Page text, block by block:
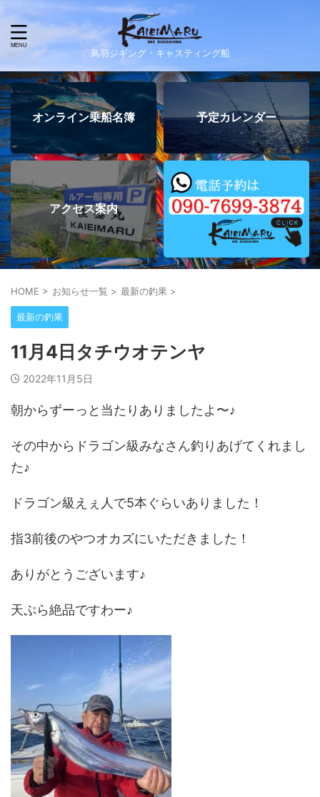
鳥羽ジギング・キャスティング船
オンライン乗船名簿 予定カレンダー
アクセス案内
HOME > お知らせ一覧 > 最新の釣果 >
最新の釣果
11月4日タチウオテンヤ
2022年11月5日
朝からずーっと当たりありましたよ〜♪
その中からドラゴン級みなさん釣りあげてくれまし
た♪
ドラゴン級えぇ人で5本ぐらいありました！
指3前後のやつオカズにいただきました！
ありがとうございます♪
天ぷら絶品ですわー♪